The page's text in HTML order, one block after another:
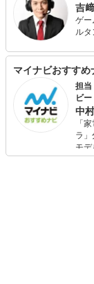
吉
ゲー
ル
MC
ム「
杯
代表
テ
ンセ
立
と
義。
マイナビおすすめ
担当
ビー
中
「
ラ
モ
ムを